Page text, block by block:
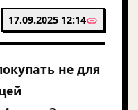
17.09.2025 12:14
не для